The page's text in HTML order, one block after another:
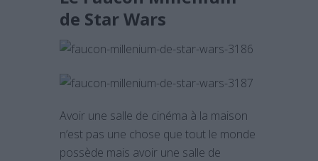
de Star Wars
Avoir une salle de cinéma à la maison
n’est pas une chose que tout le monde
possède mais avoir une salle de